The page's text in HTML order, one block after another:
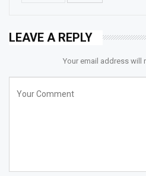
LEAVE A REPLY
Your email address will